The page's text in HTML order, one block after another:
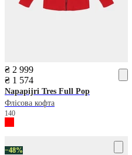
₴ 2 999
₴ 1 574
Napapijri Tres Full Pop
Флісова кофта
140
−48%